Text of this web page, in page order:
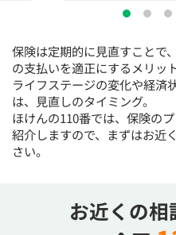
保険は定期的に見直すことで
の支払いを適正にするメリッ
ライフステージの変化や経済
は、見直しのタイミング。
ほけんの110番では、保険の
紹介しますので、まずはお近
さい。
お近くの